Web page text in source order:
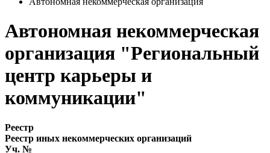
Автономная некоммерческая
организация "Региональный
центр карьеры и
коммуникации"
Реестр
Реестр иных некоммерческих организаций
Уч. №